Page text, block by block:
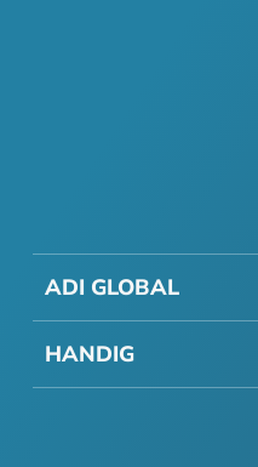
ADI GLOBAL
HANDIG